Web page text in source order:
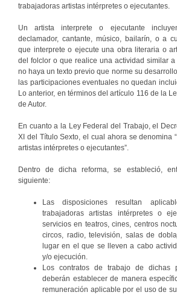
trabajadoras artistas intérpretes o ejecutantes.
Un artista interprete o ejecutante
declamador, cantante, músico, bailarín, o a
que interprete o ejecute una obra literaria o
del folclor o que realice una actividad similar
no haya un texto previo que norme su
las participaciones eventuales no quedan
Lo anterior, en términos del artículo 116 de la
de Autor.
En cuanto a la Ley Federal del Trabajo, el
XI del Título Sexto, el cual ahora se denomina
artistas intérpretes o ejecutantes”.
Dentro de dicha reforma, se estableció,
siguiente:
Las disposiciones resultan
trabajadoras artistas intérpretes o
servicios en teatros, cines, centros
circos, radio, televisión, salas de
lugar en el que se lleven a cabo
y/o ejecución.
Los contratos de trabajo de dichas
deberán establecer de manera
remuneración aplicable por el uso de